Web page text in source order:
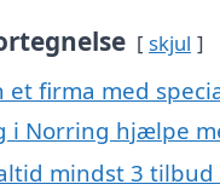
skjul
et firma med
i Norring hjælpe
mindst 3 tilbud